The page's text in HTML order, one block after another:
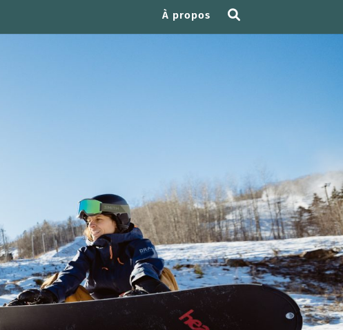
À propos